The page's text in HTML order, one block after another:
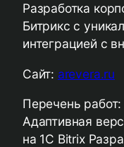
Разработка
Битрикс с
интеграцией с
Сайт: arevera.ru
Перечень
Адаптивная
на 1C Bitrix